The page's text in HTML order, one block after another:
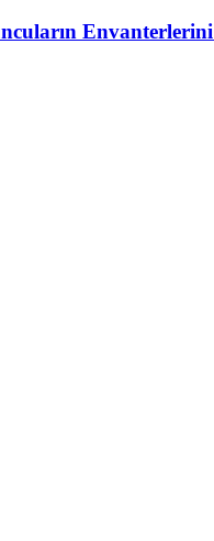
Envanterlerini